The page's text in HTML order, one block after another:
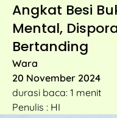
Angkat Besi
Mental,
Bertanding
Wara
20 November 2024
durasi baca: 1 menit
Penulis : HI